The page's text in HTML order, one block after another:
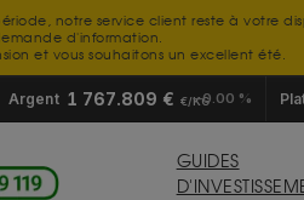
notre service client reste à votre
d'information.
et vous souhaitons un excellent été.
Argent 1 767.809 € €/KG0.00 %
GUIDES